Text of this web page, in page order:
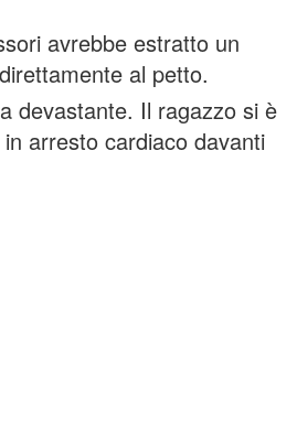
avrebbe estratto un
al petto.
devastante. Il ragazzo si è
arresto cardiaco davanti